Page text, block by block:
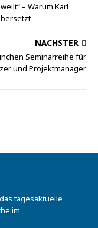
– Warum Karl
NÄCHSTER
Seminarreihe für
und Projektmanager
tagesaktuelle
im